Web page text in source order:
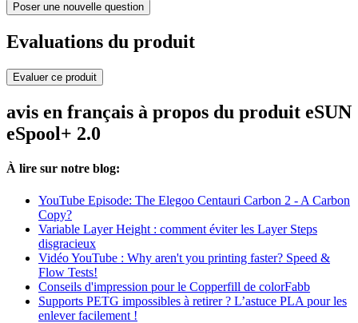
Poser une nouvelle question
Evaluations du produit
Evaluer ce produit
avis en français à propos du produit eSUN
eSpool+ 2.0
À lire sur notre blog:
YouTube Episode: The Elegoo Centauri Carbon 2 - A Carbon
Copy?
Variable Layer Height : comment éviter les Layer Steps
disgracieux
Vidéo YouTube : Why aren't you printing faster? Speed &
Flow Tests!
Conseils d'impression pour le Copperfill de colorFabb
Supports PETG impossibles à retirer ? L’astuce PLA pour les
enlever facilement !